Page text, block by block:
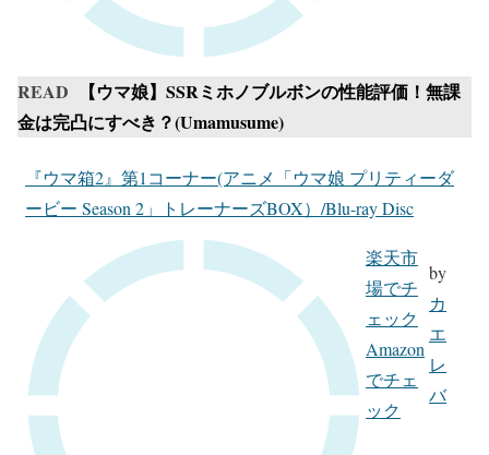
READ
【ウマ娘】SSRミホノブルボンの性能評価！無課
金は完凸にすべき？(Umamusume)
『ウマ箱2』第1コーナー(アニメ「ウマ娘 プリティーダ
ービー Season 2」トレーナーズBOX）/Blu-ray Disc
楽天市
場でチ
ェック
Amazon
でチェ
ック
by
カ
エ
レ
バ